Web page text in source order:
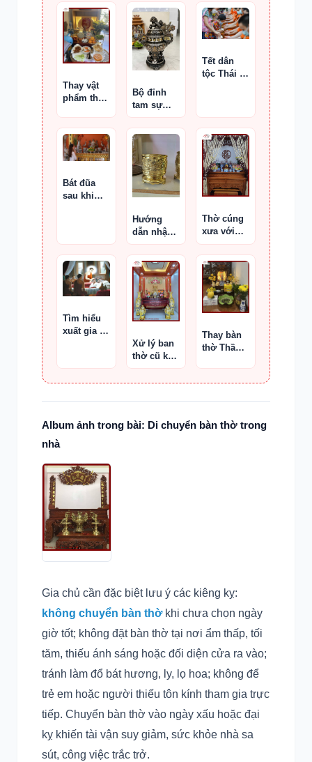
Thay vật
phẩm thờ
cho người
mệnh
Thủy
Bộ đỉnh
tam sự
đỉnh hạc
khảm ngũ
sắc 50 cm
Tết dân
tộc Thái ở
Bát đũa
sau khi
không ?
Hướng
dẫn nhận
biết bát
hương tụ
khí
Thờ cúng
xưa với
bài trí 3
lớp bàn
thờ “ngự –
thực –
hương án”
Tìm hiểu
xuất gia và
Xử lý ban
thờ cũ khi
mua
chung cư
Thay bàn
thờ Thần
cũ, sắp
đối
Album ảnh trong bài: Di chuyển bàn thờ trong
nhà
Gia chủ cần đặc biệt lưu ý các kiêng kỵ:
không chuyển bàn thờkhi chưa chọn ngày
giờ tốt; không đặt bàn thờ tại nơi ẩm thấp, tối
tăm, thiếu ánh sáng hoặc đối diện cửa ra vào;
tránh làm đổ bát hương, ly, lọ hoa; không để
trẻ em hoặc người thiếu tôn kính tham gia trực
tiếp. Chuyển bàn thờ vào ngày xấu hoặc đại
kỵ khiến tài vận suy giảm, sức khỏe nhà sa
sút, công việc trắc trở.